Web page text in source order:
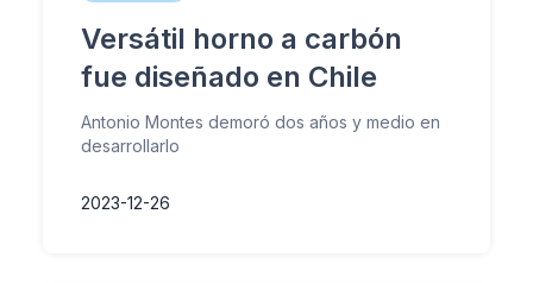
Versátil horno a carbón
fue diseñado en Chile
Antonio Montes demoró dos años y medio en
desarrollarlo
2023-12-26